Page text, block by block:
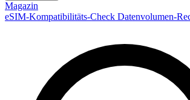
Magazin
eSIM-Kompatibilitäts-Check Datenvolumen-